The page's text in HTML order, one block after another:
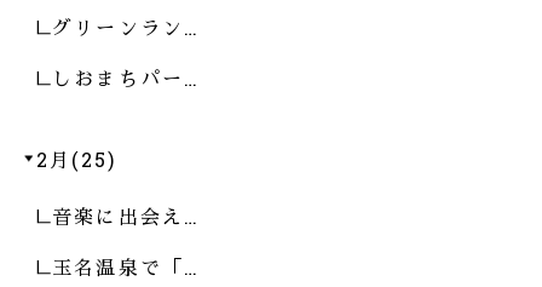
グリーンラン…
しおまちパー…
2月(25)
音楽に出会え…
玉名温泉で「…